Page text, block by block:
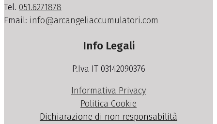
Tel. 051.6271878
Email: info@arcangeliaccumulatori.com
Info Legali
P.Iva IT 03142090376
Informativa Privacy
Politica Cookie
Dichiarazione di non responsabilità